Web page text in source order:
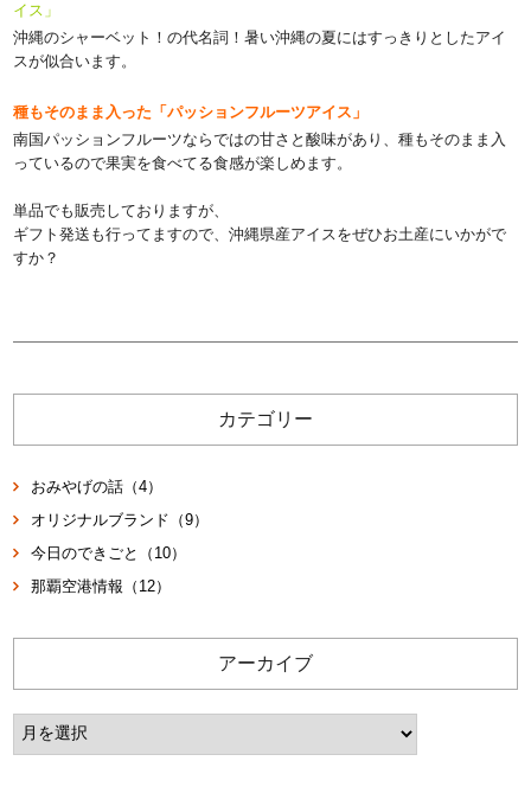
イス」
沖縄のシャーベット！の代名詞！暑い沖縄の夏にはすっきりとしたアイ
スが似合います。
種もそのまま入った「パッションフルーツアイス」
南国パッションフルーツならではの甘さと酸味があり、種もそのまま入
っているので果実を食べてる食感が楽しめます。
単品でも販売しておりますが、
ギフト発送も行ってますので、沖縄県産アイスをぜひお土産にいかがで
すか？
カテゴリー
おみやげの話（4）
オリジナルブランド（9）
今日のできごと（10）
那覇空港情報（12）
アーカイブ